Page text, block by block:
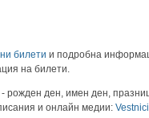
билети и подробна
на билети.
- рожден ден, имен ден,
и онлайн медии: